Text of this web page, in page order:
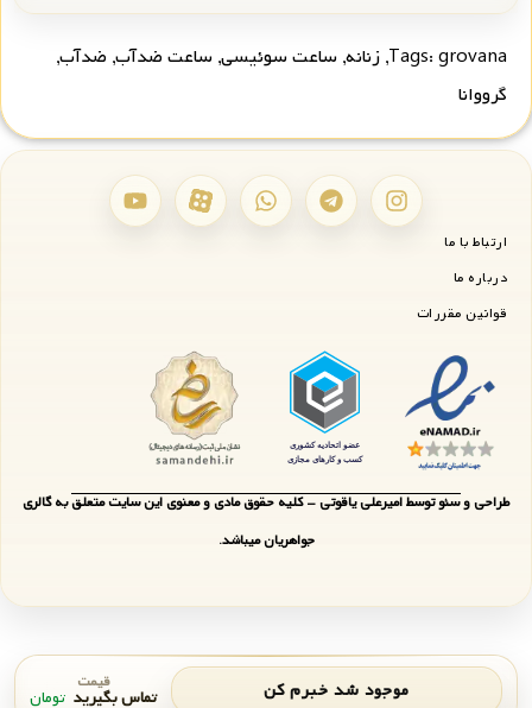
موجود شد خبرم کن قیمت
تماس بگیرید تومان
Tags: grovana
, زنانه, ساعت سوئیسی, ساعت ضدآب, ضدآب,
گرووانا
ارتباط با ما
درباره ما
قوانین مقررات
طراحی و سئو توسط امیرعلی یاقوتی - کلیه حقوق مادی و معنوی این سایت متعلق به گالری
جواهریان میباشد.